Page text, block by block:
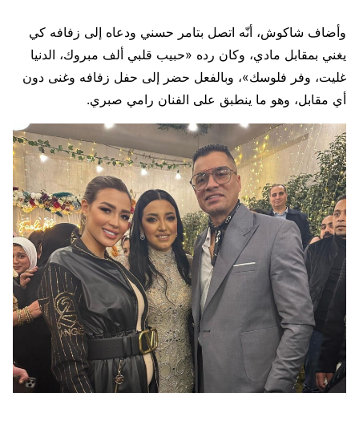
وأضاف شاكوش، أنّه اتصل بتامر حسني ودعاه إلى زفافه كي
يغني بمقابل مادي، وكان رده «حبيب قلبي ألف مبروك، الدنيا
غليت، وفر فلوسك»، وبالفعل حضر إلى حفل زفافه وغنى دون
أي مقابل، وهو ما ينطبق على الفنان رامي صبري.